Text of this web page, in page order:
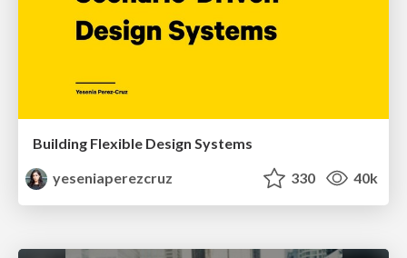
Building Flexible Design Systems
yeseniaperezcruz
330 40k